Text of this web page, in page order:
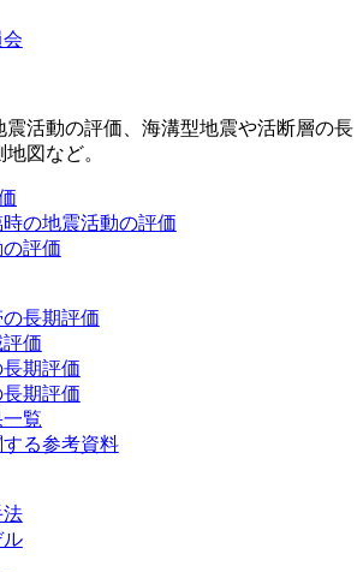
震活動の評価、海溝型地震や活断層の長
図など。
の地震活動の評価
評価
長期評価
価
期評価
期評価
覧
る参考資料
法
ル